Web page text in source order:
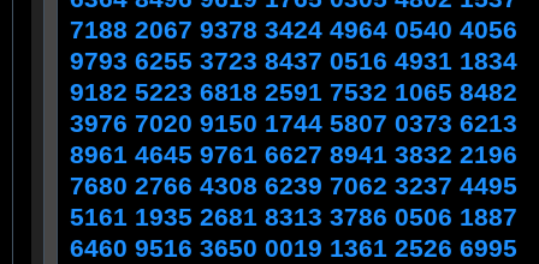
7188 2067 9378 3424 4964 0540 4056
9793 6255 3723 8437 0516 4931 1834
9182 5223 6818 2591 7532 1065 8482
3976 7020 9150 1744 5807 0373 6213
8961 4645 9761 6627 8941 3832 2196
7680 2766 4308 6239 7062 3237 4495
5161 1935 2681 8313 3786 0506 1887
6460 9516 3650 0019 1361 2526 6995